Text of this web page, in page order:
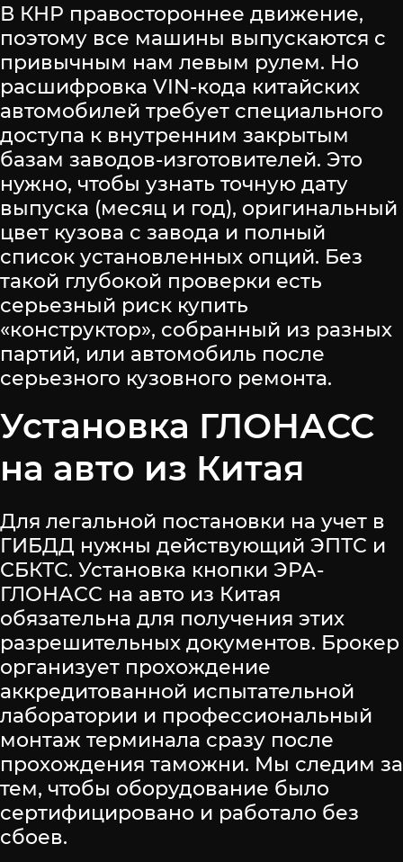
В КНР правостороннее движение,
поэтому все машины выпускаются с
привычным нам левым рулем. Но
расшифровка VIN-кода китайских
автомобилей требует специального
доступа к внутренним закрытым
базам заводов-изготовителей. Это
нужно, чтобы узнать точную дату
выпуска (месяц и год), оригинальный
цвет кузова с завода и полный
список установленных опций. Без
такой глубокой проверки есть
серьезный риск купить
«конструктор», собранный из разных
партий, или автомобиль после
серьезного кузовного ремонта.
Установка ГЛОНАСС
на авто из Китая
Для легальной постановки на учет в
ГИБДД нужны действующий ЭПТС и
СБКТС. Установка кнопки ЭРА-
ГЛОНАСС на авто из Китая
обязательна для получения этих
разрешительных документов. Брокер
организует прохождение
аккредитованной испытательной
лаборатории и профессиональный
монтаж терминала сразу после
прохождения таможни. Мы следим за
тем, чтобы оборудование было
сертифицировано и работало без
сбоев.